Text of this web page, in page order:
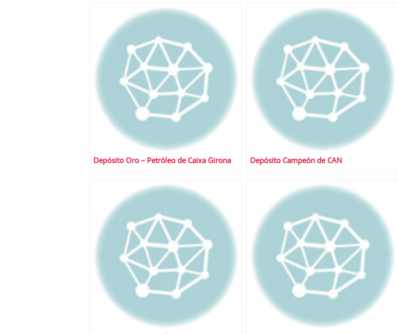
Depósito Oro – Petróleo de Caixa Girona Depósito Campeón de CAN